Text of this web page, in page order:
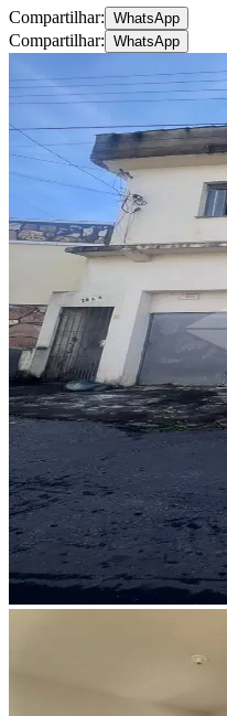
Compartilhar: WhatsApp
Compartilhar: WhatsApp